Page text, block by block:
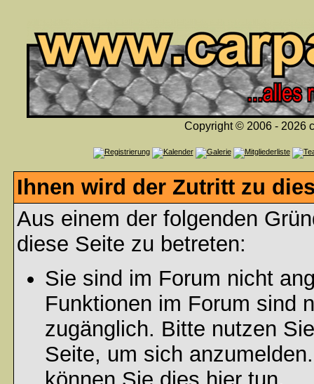
Copyright © 2006 - 2026
Ihnen wird der Zutritt zu
Aus einem der folgenden
diese Seite zu betreten:
Sie sind im Forum nicht
Funktionen im Forum sind
zugänglich. Bitte nutzen
Seite, um sich